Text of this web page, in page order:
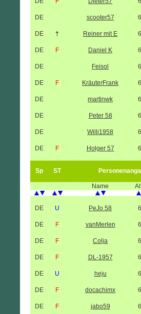
DE scooter57
DE † Reiner mit E
DE F Daniel K
DE Feisol
DE F KräuterFrank
DE martinwk
DE Peter 58
DE Willi1958
DE F Holger 57
Sp ST
Name
DE U PeJo 58
DE F vanMerlen
DE F Colja
DE F DL-1957
DE U heju
DE F docachimx
DE F jabo59